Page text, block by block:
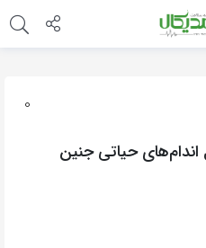
0
اندام‌های حیاتی جنین